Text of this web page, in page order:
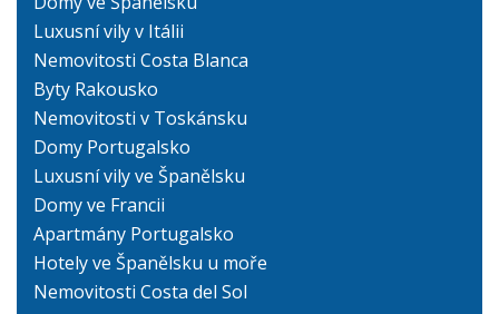
Luxusní vily v Itálii
Nemovitosti Costa Blanca
Byty Rakousko
Nemovitosti v Toskánsku
Domy Portugalsko
Luxusní vily ve Španělsku
Domy ve Francii
Apartmány Portugalsko
Hotely ve Španělsku u moře
Nemovitosti Costa del Sol